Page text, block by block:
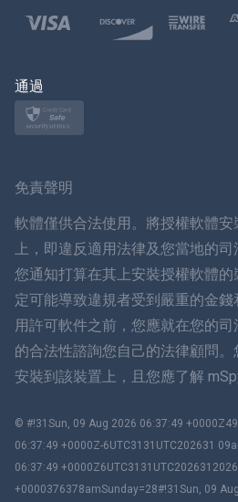
波蘭語
ภาษาไทย
簡体中文
丹麥語
हिंदी
עברית
通過
免責聲明
軟體僅供合法使用。將授權軟體
上，即違反適用法律及您當地的
您通知打算在其上安裝授權軟體
定可能導致違規者受到嚴重的金
用許可軟件之前，您應就在您的
的合法性諮詢您自己的法律顧問
安裝到該裝置上，且您應了解
© #!31Sun, 09 Aug 2026 06:37:49
06:37:49 +0000Z-6UTC3131UTC202631
06:37:49
+0000376378amSunday=28#!31Sun, 09